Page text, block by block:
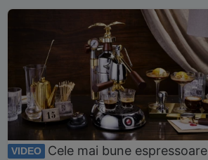
VIDEO
Cele mai bune espressoare